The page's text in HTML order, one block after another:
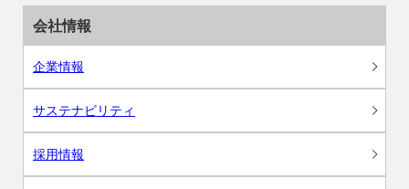
会社情報
企業情報
サステナビリティ
採用情報